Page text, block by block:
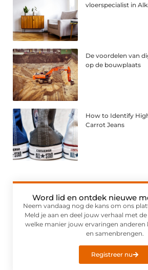
vloerspecialist in
De voordelen van
op de bouwplaats
How to Identify
Carrot Jeans
Word lid en ontdek nieuwe
Neem vandaag nog de kans om ons
Meld je aan en deel jouw verhaal met
welke manier jouw ervaringen
en samenbrengen.
Registreer nu